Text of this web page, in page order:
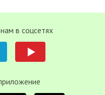
в соцсетях